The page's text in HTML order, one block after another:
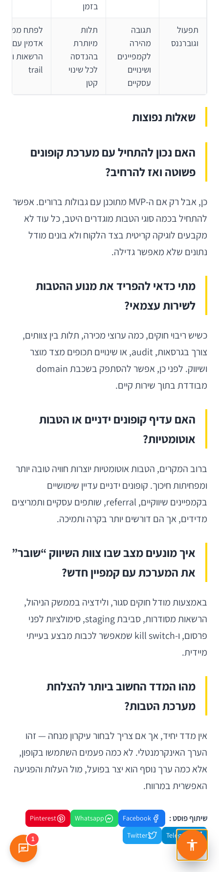
בזמן
תפעול
וגוברננס
תגובה
מהירה
לקמפיינים
ושינויים
עסקיים
תלות
מיותרת
בהנדסה
לכל שינוי
קטן
לפתח ממשק
אדמין עם
trail
שאלות נפוצות
האם נכון להתחיל עם מערכת קופונים
פשוטה ואז להרחיב?
כן, אבל רק אם ה-MVP מתוכנן עם גבולות ברורים. אפשר
להתחיל בכמה סוגי הטבות מוגדרים היטב, כל עוד לא
מקבעים לוגיקה קריטית בצד הלקוח ולא בונים מודל
נתונים שלא מאפשר גדילה.
מתי כדאי להפריד את מנוע ההטבות
לשירות עצמאי?
כשיש ריבוי חוקים, כמה ערוצי מכירה, תלות בין צוותים,
צורך בגרסאות, audit, או שינויים תכופים מצד מוצר
ושיווק. לפני כן, אפשר להסתפק בשכבת domain
מבודדת בתוך שירות קיים.
האם עדיף קופונים ידניים או הטבות
אוטומטיות?
ברוב המקרים, הטבות אוטומטיות יוצרות חוויה טובה יותר
ומפחיתות חיכוך. קופונים ידניים עדיין שימושיים
בקמפיינים שיווקיים, referral, שותפים עסקיים ותמריצים
מדידים, אך הם דורשים יותר בקרה ותמיכה.
איך מונעים מצב שבו צוות השיווק “שובר”
את המערכת עם קמפיין חדש?
באמצעות מודל חוקים סגור, ולידציה בממשק הניהול,
הרשאות מסודרות, סביבת staging, סימולציות לפני
פרסום, ו-kill switch שמאפשר לכבות מבצע בעייתי
מיידית.
מהו המדד החשוב ביותר להצלחת
מערכת הטבות?
אין מדד יחיד, אך אם צריך לבחור עיקרון מנחה — זהו
הערך האינקרמנטלי. לא כמה פעמים השתמשו בקופון,
אלא כמה ערך נוסף הוא יצר בפועל, מול העלות והפגיעה
האפשרית במרווח.
שיתוף פוסט : Facebook
Whatsapp
Pinterest
Telegram
Twitter
1